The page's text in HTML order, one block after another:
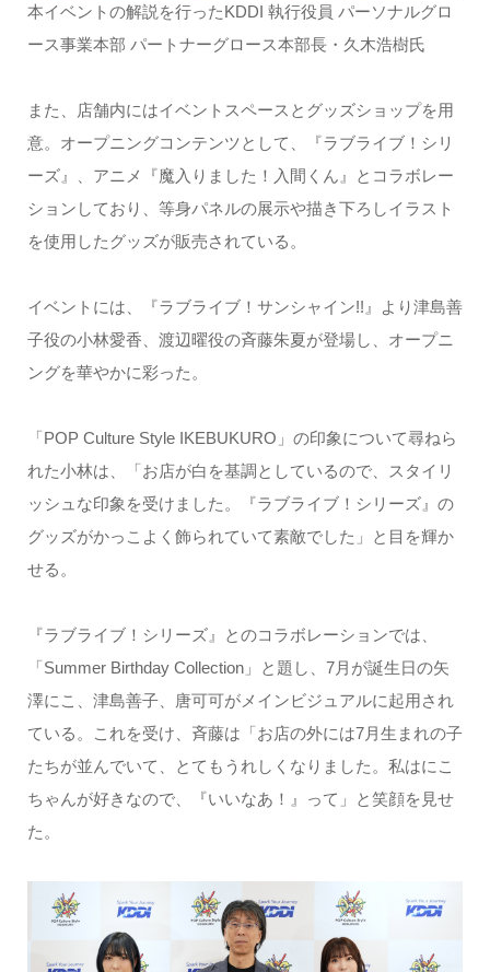
本イベントの解説を行ったKDDI 執行役員 パーソナルグロ
ース事業本部 パートナーグロース本部長・久木浩樹氏
また、店舗内にはイベントスペースとグッズショップを用
意。オープニングコンテンツとして、『ラブライブ！シリ
ーズ』、アニメ『魔入りました！入間くん』とコラボレー
ションしており、等身パネルの展示や描き下ろしイラスト
を使用したグッズが販売されている。
イベントには、『ラブライブ！サンシャイン!!』より津島善
子役の小林愛香、渡辺曜役の斉藤朱夏が登場し、オープニ
ングを華やかに彩った。
「POP Culture Style IKEBUKURO」の印象について尋ねら
れた小林は、「お店が白を基調としているので、スタイリ
ッシュな印象を受けました。『ラブライブ！シリーズ』の
グッズがかっこよく飾られていて素敵でした」と目を輝か
せる。
『ラブライブ！シリーズ』とのコラボレーションでは、
「Summer Birthday Collection」と題し、7月が誕生日の矢
澤にこ、津島善子、唐可可がメインビジュアルに起用され
ている。これを受け、斉藤は「お店の外には7月生まれの子
たちが並んでいて、とてもうれしくなりました。私はにこ
ちゃんが好きなので、『いいなあ！』って」と笑顔を見せ
た。